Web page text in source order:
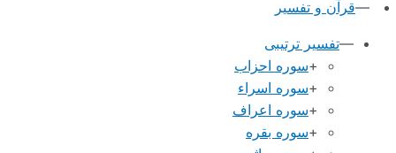
—قرآن و تفسیر
—تفسیر ترتیبی
+سوره احزاب
+سوره اسراء
+سوره اعراف
+سوره بقره